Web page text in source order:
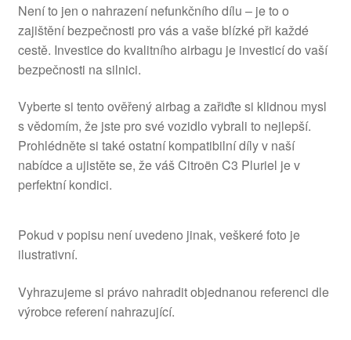
Není to jen o nahrazení nefunkčního dílu – je to o
zajištění bezpečnosti pro vás a vaše blízké při každé
cestě. Investice do kvalitního airbagu je investicí do vaší
bezpečnosti na silnici.
Vyberte si tento ověřený airbag a zařiďte si klidnou mysl
s vědomím, že jste pro své vozidlo vybrali to nejlepší.
Prohlédněte si také ostatní kompatibilní díly v naší
nabídce a ujistěte se, že váš Citroën C3 Pluriel je v
perfektní kondici.
Pokud v popisu není uvedeno jinak, veškeré foto je
ilustrativní.
Vyhrazujeme si právo nahradit objednanou referenci dle
výrobce referení nahrazující.